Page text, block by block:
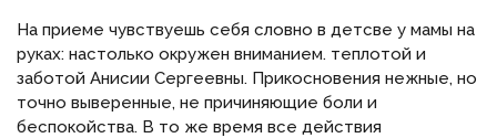
На приеме чувствуешь себя словно в детсве у мамы на
руках: настолько окружен вниманием. теплотой и
заботой Анисии Сергеевны. Прикосновения нежные, но
точно выверенные, не причиняющие боли и
беспокойства. В то же время все действия